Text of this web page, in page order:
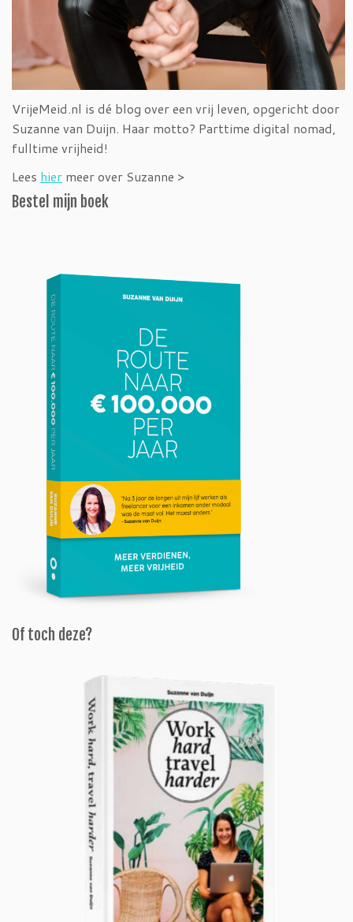
VrijeMeid.nl is dé blog over een vrij leven, opgericht door
Suzanne van Duijn. Haar motto? Parttime digital nomad,
fulltime vrijheid!
Lees hier meer over Suzanne >
Bestel mijn boek
Of toch deze?